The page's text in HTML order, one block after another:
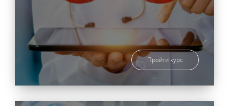
Пройти курс